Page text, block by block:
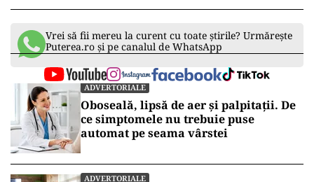
Vrei să fii mereu la curent cu toate știrile? Urmărește
Puterea.ro și pe canalul de WhatsApp
ADVERTORIALE
Oboseală, lipsă de aer și palpitații. De
ce simptomele nu trebuie puse
automat pe seama vârstei
ADVERTORIALE